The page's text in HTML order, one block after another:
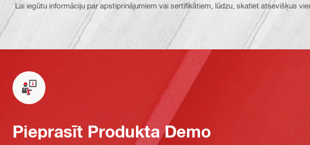
Lai iegūtu informāciju par apstiprinājumiem vai sertifikātiem, lūdzu, skatiet atsevišķus
Pieprasīt Produkta Demo